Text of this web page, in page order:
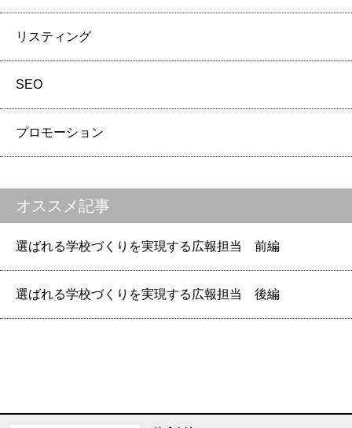
リスティング
SEO
プロモーション
オススメ記事
選ばれる学校づくりを実現する広報担当 前編
選ばれる学校づくりを実現する広報担当 後編